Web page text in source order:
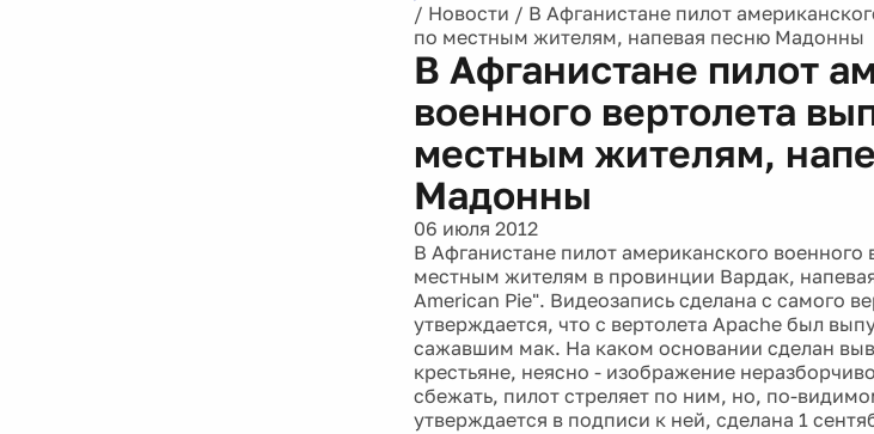
/ Новости / В Афганистане пилот
по местным жителям, напевая песню Мадонны
В Афганистане пилот
военного вертолета
местным жителям,
Мадонны
06 июля 2012
В Афганистане пилот американского военного
местным жителям в провинции Вардак,
American Pie". Видеозапись сделана с самого
утверждается, что с вертолета Apache был
сажавшим мак. На каком основании сделан
крестьяне, неясно - изображение
сбежать, пилот стреляет по ним, но, по-
утверждается в подписи к ней, сделана 1